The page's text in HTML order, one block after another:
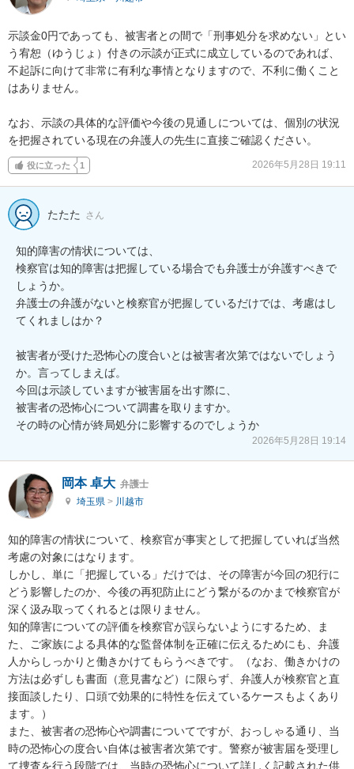
示談金0円であっても、被害者との間で「刑事処分を求めない」とい
う宥恕（ゆうじょ）付きの示談が正式に成立しているのであれば、
不起訴に向けて非常に有利な事情となりますので、不利に働くこと
はありません。
なお、示談の具体的な評価や今後の見通しについては、個別の状況
を把握されている現在の弁護人の先生に直接ご確認ください。
役に立った 1 2026年5月28日 19:11
たたた さん
知的障害の情状については、
検察官は知的障害は把握している場合でも弁護士が弁護すべきで
しょうか。
弁護士の弁護がないと検察官が把握しているだけでは、考慮はし
てくれましはか？
被害者が受けた恐怖心の度合いとは被害者次第ではないでしょう
か。言ってしまえば。
今回は示談していますが被害届を出す際に、
被害者の恐怖心について調書を取りますか。
その時の心情が終局処分に影響するのでしょうか
2026年5月28日 19:14
岡本 卓大 弁護士
埼玉県 > 川越市
知的障害の情状について、検察官が事実として把握していれば当然
考慮の対象にはなります。
しかし、単に「把握している」だけでは、その障害が今回の犯行に
どう影響したのか、今後の再犯防止にどう繋がるのかまで検察官が
深く汲み取ってくれるとは限りません。
知的障害についての評価を検察官が誤らないようにするため、ま
た、ご家族による具体的な監督体制を正確に伝えるためにも、弁護
人からしっかりと働きかけてもらうべきです。（なお、働きかけの
方法は必ずしも書面（意見書など）に限らず、弁護人が検察官と直
接面談したり、口頭で効果的に特性を伝えているケースもよくあり
ます。）
また、被害者の恐怖心や調書についてですが、おっしゃる通り、当
時の恐怖心の度合い自体は被害者次第です。警察が被害届を受理し
て捜査を行う段階では、当時の恐怖心について詳しく記載された供